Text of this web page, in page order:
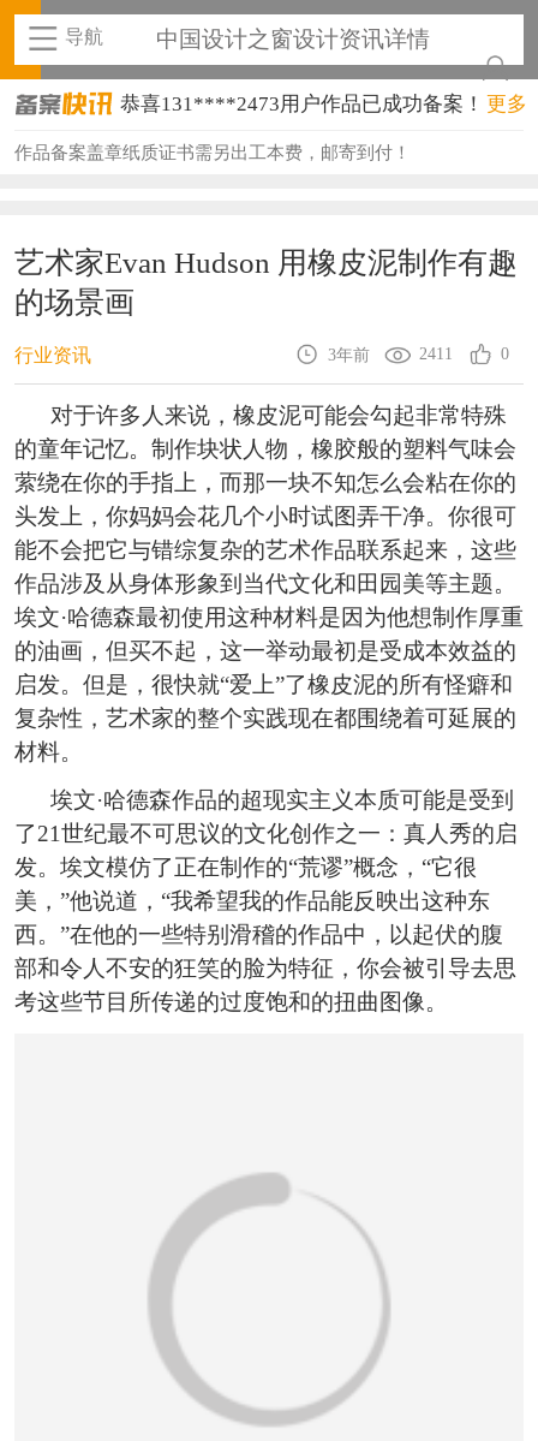
导航 中国设计之窗设计资讯详情
恭喜131****2473用户作品已成功备案！
恭喜159****4201用户作品已成功备案！
恭喜133****8874用户作品已成功备案！
恭喜138****8638用户作品已成功备案！
恭喜133****9020用户作品已成功备案！
恭喜136****9807用户作品已成功备案！
恭喜159****4930用户作品已成功备案！
恭喜150****6483用户作品已成功备案！
更多
作品备案盖章纸质证书需另出工本费，邮寄到付！
艺术家Evan Hudson 用橡皮泥制作有趣
的场景画
行业资讯 3年前 2411 0
对于许多人来说，橡皮泥可能会勾起非常特殊
的童年记忆。制作块状人物，橡胶般的塑料气味会
萦绕在你的手指上，而那一块不知怎么会粘在你的
头发上，你妈妈会花几个小时试图弄干净。你很可
能不会把它与错综复杂的艺术作品联系起来，这些
作品涉及从身体形象到当代文化和田园美等主题。
埃文·哈德森最初使用这种材料是因为他想制作厚重
的油画，但买不起，这一举动最初是受成本效益的
启发。但是，很快就“爱上”了橡皮泥的所有怪癖和
复杂性，艺术家的整个实践现在都围绕着可延展的
材料。
埃文·哈德森作品的超现实主义本质可能是受到
了21世纪最不可思议的文化创作之一：真人秀的启
发。埃文模仿了正在制作的“荒谬”概念，“它很
美，”他说道，“我希望我的作品能反映出这种东
西。”在他的一些特别滑稽的作品中，以起伏的腹
部和令人不安的狂笑的脸为特征，你会被引导去思
考这些节目所传递的过度饱和的扭曲图像。